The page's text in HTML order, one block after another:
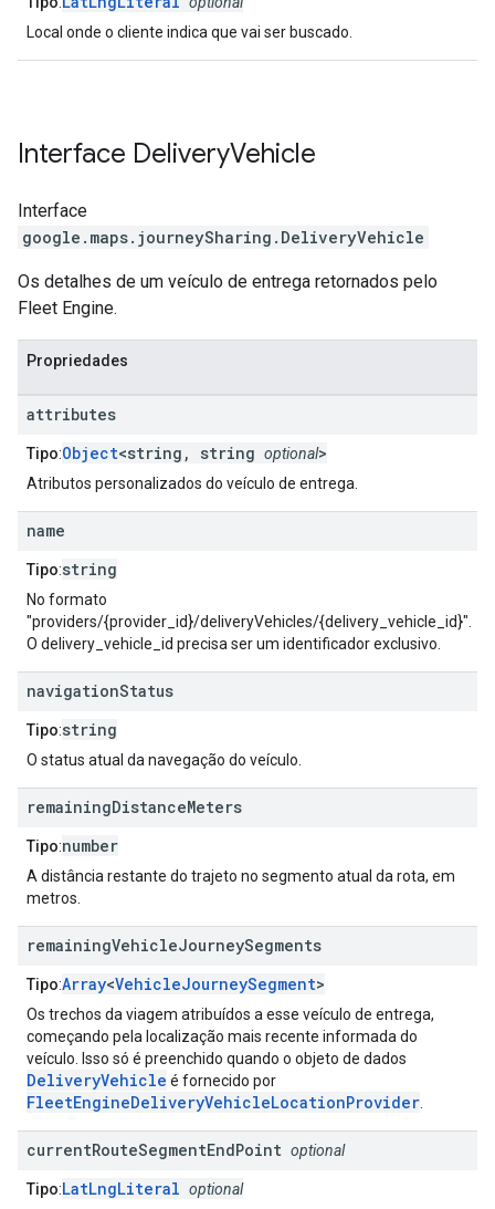
Local onde o cliente indica que vai ser buscado.
Interface DeliveryVehicle
Interface
google.maps.journeySharing . DeliveryVehicle
Os detalhes de um veículo de entrega retornados pelo
Fleet Engine.
Propriedades
attributes
Tipo:Object<string, string optional>
Atributos personalizados do veículo de entrega.
name
Tipo:string
No formato
"providers/{provider_id}/deliveryVehicles/{delivery_vehicle_id}".
O delivery_vehicle_id precisa ser um identificador exclusivo.
navigationStatus
Tipo:string
O status atual da navegação do veículo.
remainingDistanceMeters
Tipo:number
A distância restante do trajeto no segmento atual da rota, em
metros.
remainingVehicleJourneySegments
Tipo:Array<VehicleJourneySegment>
Os trechos da viagem atribuídos a esse veículo de entrega,
começando pela localização mais recente informada do
veículo. Isso só é preenchido quando o objeto de dados
DeliveryVehicle é fornecido por
FleetEngineDeliveryVehicleLocationProvider
currentRouteSegmentEndPoint optional
Tipo:LatLngLiteral optional